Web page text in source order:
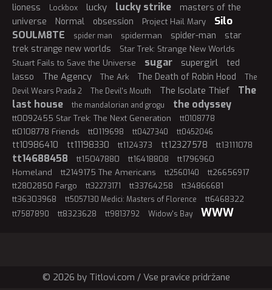
lioness Lockbox lucky lucky strike
masters of the
universe
Normal obsession Project Hail Mary Silo
SOULM8TE spider man spiderman spider-man
star
trek strange new worlds
Star Trek: Strange New Worlds
Stuart Fails to Save the Universe
sugar supergirl
ted
lasso
The Agency The Ark The Death of Robin Hood
The
Devil Wears Prada 2
The Devil's Mouth The Isolate Thief
The
last house
the mandalorian and grogu the odyssey
tt0092455 Star Trek: The Next Generation tt0108778
tt0108778 Friends tt0119698 tt0427340 tt0452046
tt10986410 tt11198330 tt1124373 tt12327578 tt13111078
tt14688458 tt15047880 tt16418808
tt1796960
Homeland
tt2149175 The Americans tt2560140
tt26656917
tt2802850 Fargo
tt32273171 tt33764258
tt34866681
tt36303968
tt5057130 Medici: Masters of Florence tt6468322
tt7587890 tt8323628 tt9813792 Widow's Bay WWW
© 2026 by Titlovi.com / Vse pravice pridržane